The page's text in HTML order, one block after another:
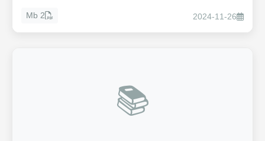
2024-11-26
2 Mb
📚